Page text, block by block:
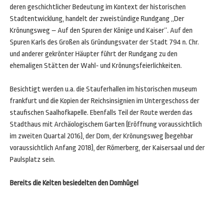
deren geschichtlicher Bedeutung im Kontext der historischen
Stadtentwicklung, handelt der zweistündige Rundgang „Der
Krönungsweg – Auf den Spuren der Könige und Kaiser“. Auf den
Spuren Karls des Großen als Gründungsvater der Stadt 794 n. Chr.
und anderer gekrönter Häupter führt der Rundgang zu den
ehemaligen Stätten der Wahl- und Krönungsfeierlichkeiten.
Besichtigt werden u.a. die Stauferhallen im historischen museum
frankfurt und die Kopien der Reichsinsignien im Untergeschoss der
staufischen Saalhofkapelle. Ebenfalls Teil der Route werden das
Stadthaus mit Archäologischem Garten (Eröffnung voraussichtlich
im zweiten Quartal 2016), der Dom, der Krönungsweg (begehbar
voraussichtlich Anfang 2018), der Römerberg, der Kaisersaal und der
Paulsplatz sein.
Bereits die Kelten besiedelten den Domhügel